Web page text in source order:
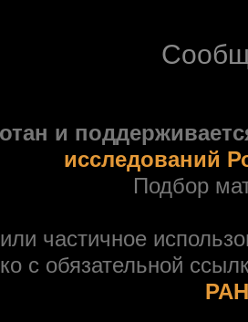
и
исследований
Подбор
частичное
с обязательной